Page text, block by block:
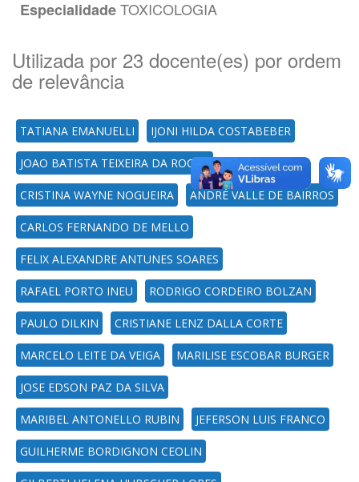
EspecialidadeTOXICOLOGIA
Utilizada por 23 docente(es) por ordem
de relevância
TATIANA EMANUELLI IJONI HILDA COSTABEBER
JOAO BATISTA TEIXEIRA DA ROCHA
CRISTINA WAYNE NOGUEIRA ANDRÉ VALLE DE BAIRROS
CARLOS FERNANDO DE MELLO
FELIX ALEXANDRE ANTUNES SOARES
RAFAEL PORTO INEU RODRIGO CORDEIRO BOLZAN
PAULO DILKIN CRISTIANE LENZ DALLA CORTE
MARCELO LEITE DA VEIGA MARILISE ESCOBAR BURGER
JOSE EDSON PAZ DA SILVA
MARIBEL ANTONELLO RUBIN JEFERSON LUIS FRANCO
GUILHERME BORDIGNON CEOLIN